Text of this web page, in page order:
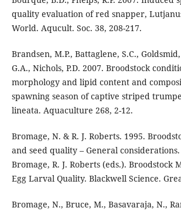
quality evaluation of red snapper,
World. Aqucult. Soc. 38, 208-217.
Brandsen, M.P., Battaglene, S.C.,
G.A., Nichols, P.D. 2007. Broodstock
morphology and lipid content and
spawning season of captive striped
lineata. Aquaculture 268, 2-12.
Bromage, N. & R. J. Roberts. 1995.
and seed quality – General
Bromage, R. J. Roberts (eds.). Broodstock
Egg Larval Quality. Blackwell Science.
Bromage, N., Bruce, M., Basavaraja, N.,